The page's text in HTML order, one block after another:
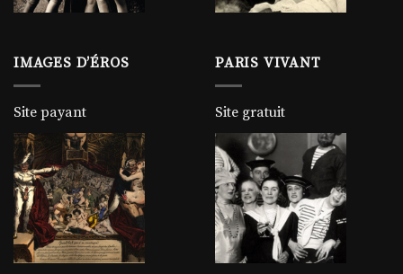
IMAGES D’ÉROS
Site payant
PARIS VIVANT
Site gratuit